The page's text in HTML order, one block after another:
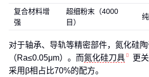
复合材料增
强
超细粉末（4000
目）
对于轴承、导轨等精密部件，氮化硅
（Ra≤0.05μm）。而氮化硅刀具
更
采用β相占比70%的配方。